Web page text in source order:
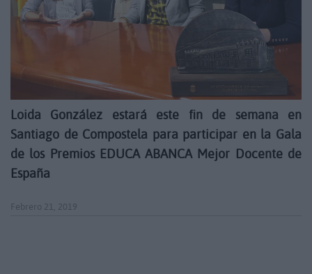
Loida González estará este fin de semana en
Santiago de Compostela para participar en la Gala
de los Premios EDUCA ABANCA Mejor Docente de
España
Febrero 21, 2019